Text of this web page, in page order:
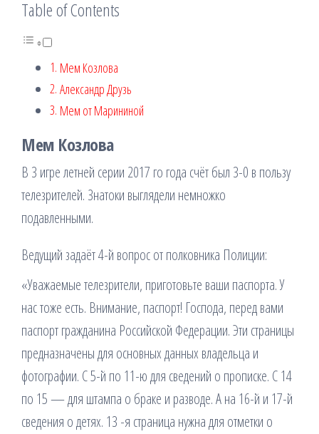
Table of Contents
Мем Козлова
Александр Друзь
Мем от Марининой
Мем Козлова
В 3 игре летней серии 2017 го года счёт был 3-0 в пользу
телезрителей. Знатоки выглядели немножко
подавленными.
Ведущий задаёт 4-й вопрос от полковника Полиции:
«Уважаемые телезрители, приготовьте ваши паспорта. У
нас тоже есть. Внимание, паспорт! Господа, перед вами
паспорт гражданина Российской Федерации. Эти страницы
предназначены для основных данных владельца и
фотографии. С 5-й по 11-ю для сведений о прописке. С 14
по 15 — для штампа о браке и разводе. А на 16-й и 17-й
сведения о детях. 13 -я страница нужна для отметки о